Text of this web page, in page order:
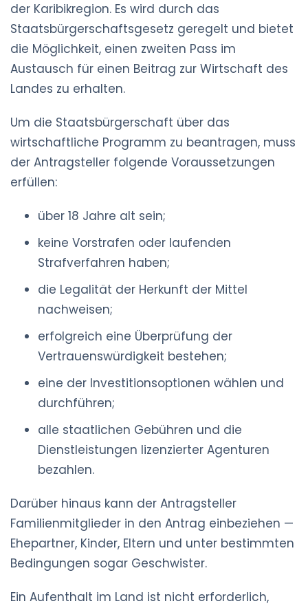
der Karibikregion. Es wird durch das
Staatsbürgerschaftsgesetz geregelt und bietet
die Möglichkeit, einen zweiten Pass im
Austausch für einen Beitrag zur Wirtschaft des
Landes zu erhalten.
Um die Staatsbürgerschaft über das
wirtschaftliche Programm zu beantragen, muss
der Antragsteller folgende Voraussetzungen
erfüllen:
über 18 Jahre alt sein;
keine Vorstrafen oder laufenden
Strafverfahren haben;
die Legalität der Herkunft der Mittel
nachweisen;
erfolgreich eine Überprüfung der
Vertrauenswürdigkeit bestehen;
eine der Investitionsoptionen wählen und
durchführen;
alle staatlichen Gebühren und die
Dienstleistungen lizenzierter Agenturen
bezahlen.
Darüber hinaus kann der Antragsteller
Familienmitglieder in den Antrag einbeziehen —
Ehepartner, Kinder, Eltern und unter bestimmten
Bedingungen sogar Geschwister.
Ein Aufenthalt im Land ist nicht erforderlich,